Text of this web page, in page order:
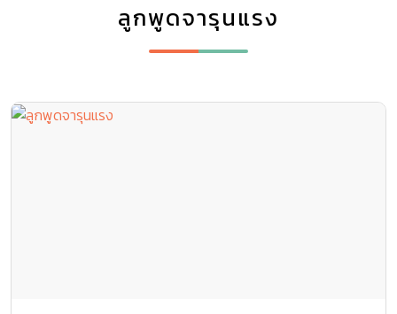
ลูกพูดจารุนแรง